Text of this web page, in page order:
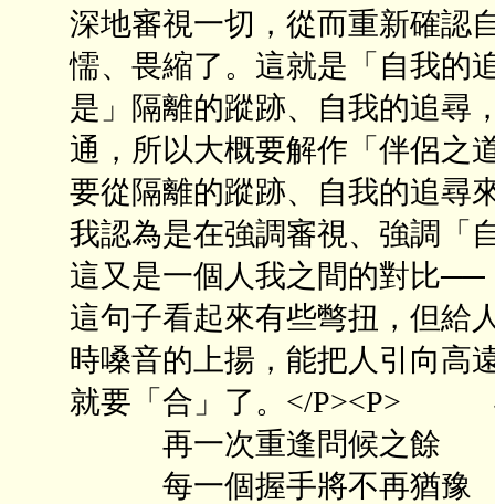
深地審視一切，從而重新確認
懦、畏縮了。這就是「自我
是」隔離的蹤跡、自我的追尋
通，所以大概要解作「伴侶之
要從隔離的蹤跡、自我的追尋
我認為是在強調審視、強調「
這又是一個人我之間的對比
這句子看起來有些彆扭，但給
時嗓音的上揚，能把人引向高
就要「合」了。</P><P>
再一次重逢問候之餘
每一個握手將不再猶豫